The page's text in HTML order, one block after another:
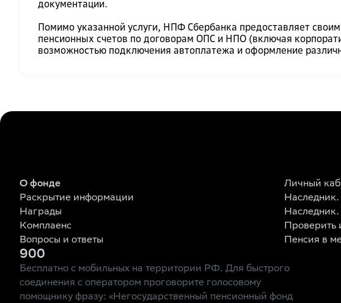
документации.
Помимо указанной услуги, НПФ Сбербанка предоставляет
пенсионных счетов по договорам ОПС и НПО (включая
возможностью подключения автоплатежа и оформление
О фонде
Раскрытие информации
Награды
Комплаенс
Вопросы и ответы
Личный
Наследник.
Наследник.
Проверить
Пенсия в
900
Бесплатно с мобильных на территории РФ. Для быстрого
соединения с оператором проговорите голосовому
помощнику фразу: «Негосударственный пенсионный фонд